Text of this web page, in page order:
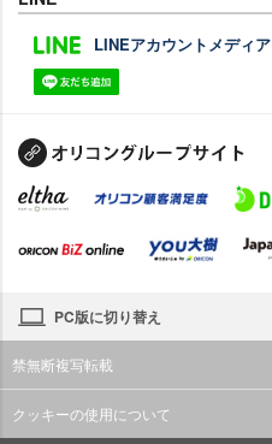
LINEアカウントメディア
PC版に切り替え
禁無断複写転載
クッキーの使用について